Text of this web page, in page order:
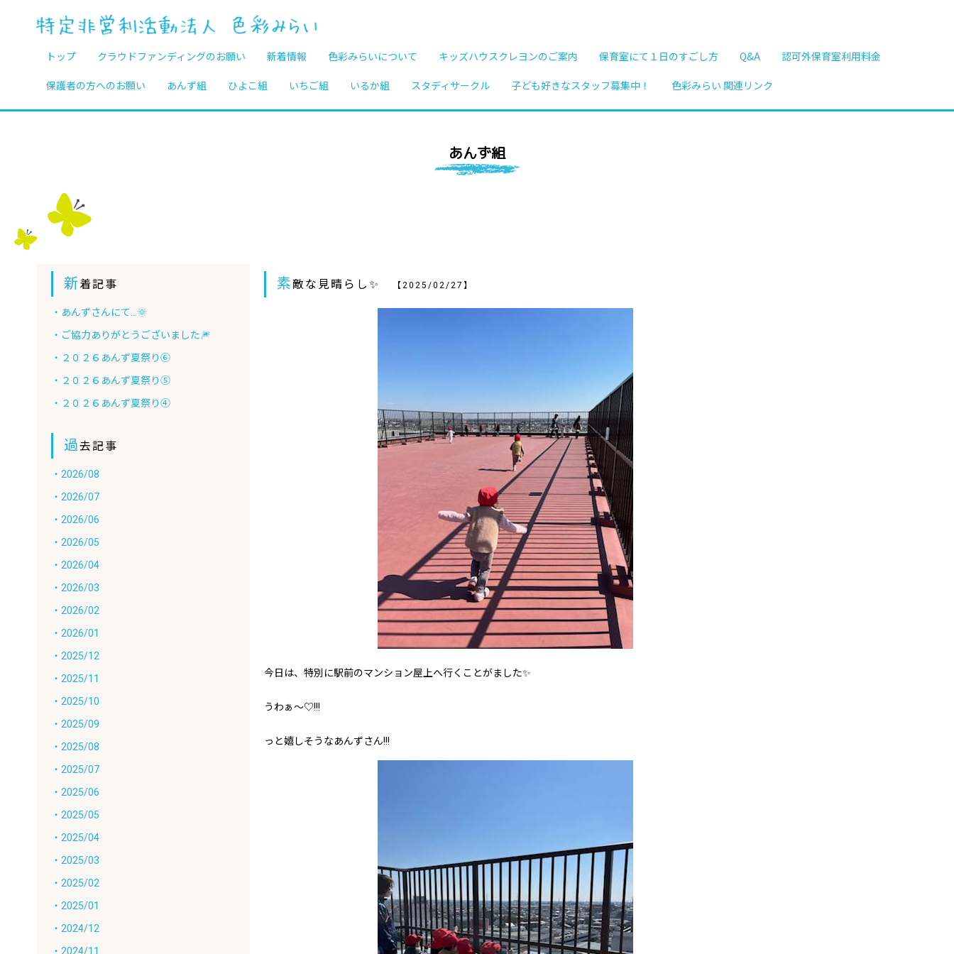
トップ クラウドファンディングのお願い 新着情報 色彩みらいについて キッズハウスクレヨンのご案内 保育室にて１日のすごし方 Q&A 認可外保育室利用料金
保護者の方へのお願い あんず組 ひよこ組 いちご組 いるか組 スタディサークル 子ども好きなスタッフ募集中！ 色彩みらい 関連リンク
あんず組
新着記事
・あんずさんにて…🌞
・ご協力ありがとうございました🎆
・２０２６あんず夏祭り⑥
・２０２６あんず夏祭り⑤
・２０２６あんず夏祭り④
過去記事
・2026/08
・2026/07
・2026/06
・2026/05
・2026/04
・2026/03
・2026/02
・2026/01
・2025/12
・2025/11
・2025/10
・2025/09
・2025/08
・2025/07
・2025/06
・2025/05
・2025/04
・2025/03
・2025/02
・2025/01
・2024/12
・2024/11
素敵な見晴らし✨ 【2025/02/27】
今日は、特別に駅前のマンション屋上へ行くことがました✨
うわぁ～♡!!!
っと嬉しそうなあんずさん!!!